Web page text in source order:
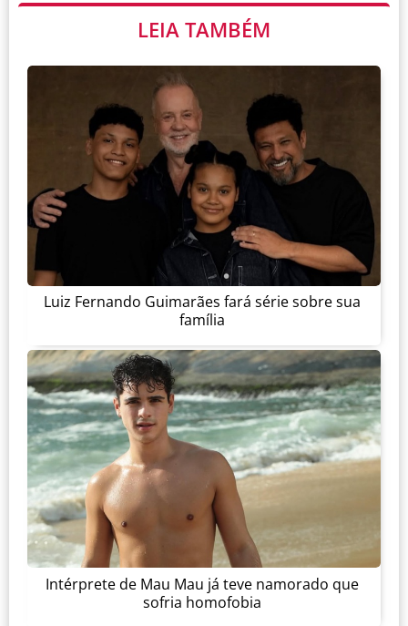
LEIA TAMBÉM
Luiz Fernando Guimarães fará série sobre sua
família
Intérprete de Mau Mau já teve namorado que
sofria homofobia